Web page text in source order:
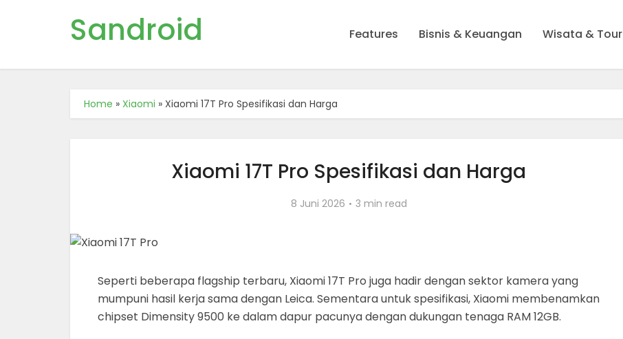
Sandroid Features Bisnis & Keuangan Wisata & Tour
Home » Xiaomi » Xiaomi 17T Pro Spesifikasi dan Harga
Xiaomi 17T Pro Spesifikasi dan Harga
8 Juni 2026 3 min read
Seperti beberapa flagship terbaru, Xiaomi 17T Pro juga hadir dengan sektor kamera yang
mumpuni hasil kerja sama dengan Leica. Sementara untuk spesifikasi, Xiaomi membenamkan
chipset Dimensity 9500 ke dalam dapur pacunya dengan dukungan tenaga RAM 12GB.